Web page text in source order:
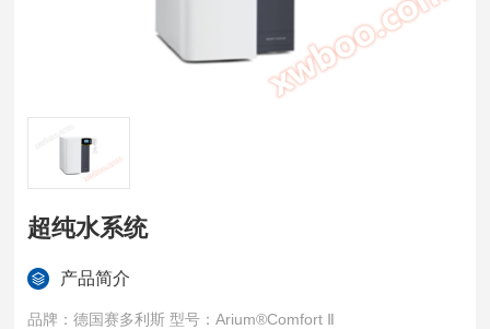
超纯水系统
产品简介
品牌：德国赛多利斯 型号：Arium®Comfort Ⅱ